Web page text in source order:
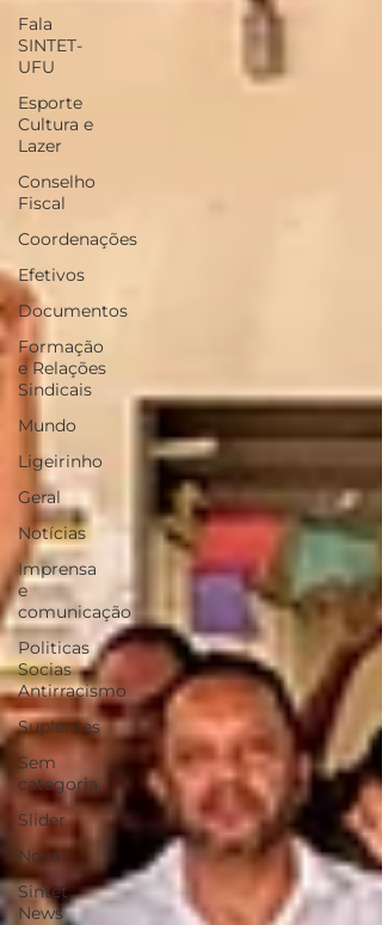
Fala
SINTET-
UFU
Esporte
Cultura e
Lazer
Conselho
Fiscal
Coordenações
Efetivos
Documentos
Formação
e Relações
Sindicais
Mundo
Ligeirinho
Geral
Notícias
Imprensa
e
comunicação
Politicas
Socias
Antirracismo
Suplentes
Sem
categoria
Slider
Nova
Sintet
News